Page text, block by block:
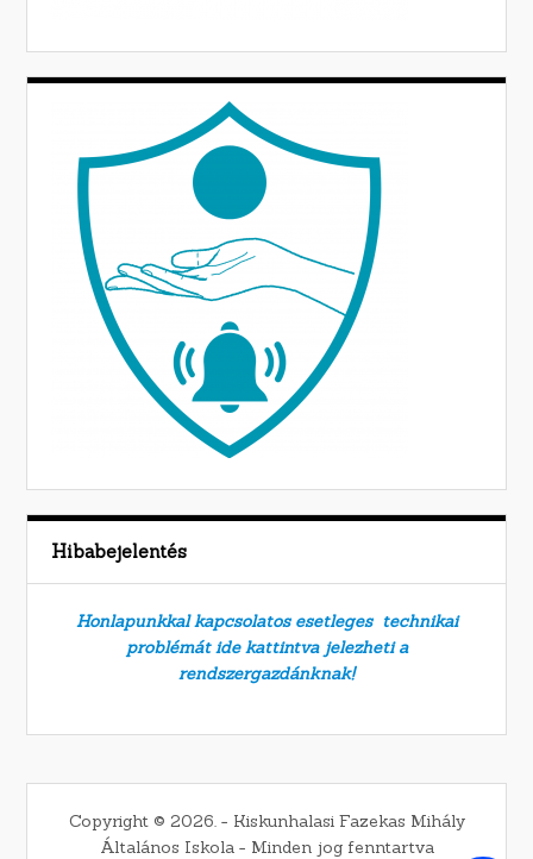
Hibabejelentés
Honlapunkkal kapcsolatos esetleges technikai
problémát ide kattintva jelezheti a
rendszergazdánknak!
Copyright © 2026. − Kiskunhalasi Fazekas Mihály
Általános Iskola − Minden jog fenntartva